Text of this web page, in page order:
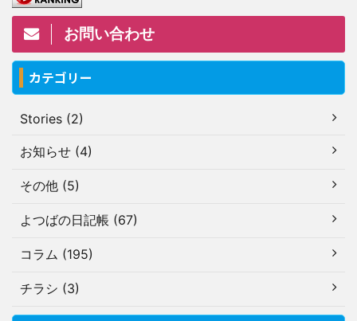
お問い合わせ
カテゴリー
Stories (2)
お知らせ (4)
その他 (5)
よつばの日記帳 (67)
コラム (195)
チラシ (3)